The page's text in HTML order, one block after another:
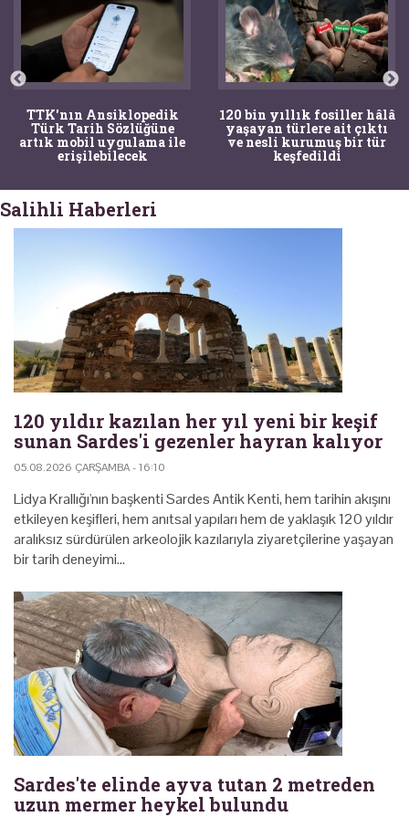
TTK'nın Ansiklopedik
Türk Tarih Sözlüğüne
artık mobil uygulama ile
erişilebilecek
120 bin yıllık fosiller hâlâ
yaşayan türlere ait çıktı
ve nesli kurumuş bir tür
keşfedildi
Salihli Haberleri
120 yıldır kazılan her yıl yeni bir keşif
sunan Sardes'i gezenler hayran kalıyor
05.08.2026 ÇARŞAMBA - 16:10
Lidya Krallığı'nın başkenti Sardes Antik Kenti, hem tarihin akışını
etkileyen keşifleri, hem anıtsal yapıları hem de yaklaşık 120 yıldır
aralıksız sürdürülen arkeolojik kazılarıyla ziyaretçilerine yaşayan
bir tarih deneyimi…
Sardes'te elinde ayva tutan 2 metreden
uzun mermer heykel bulundu